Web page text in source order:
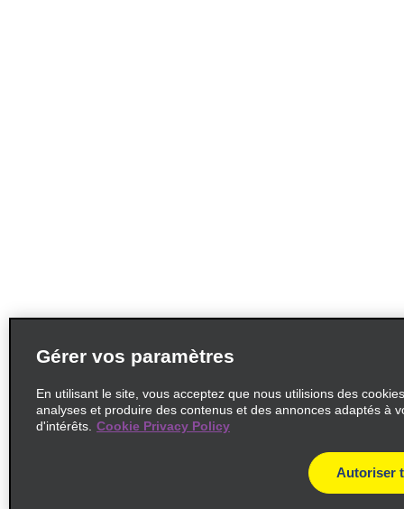
Gérer vos paramètres
En utilisant le site, vous acceptez que nous utilisions des
analyses et produire des contenus et des annonces adaptés à
d'intérêts. Cookie Privacy Policy
Autoriser